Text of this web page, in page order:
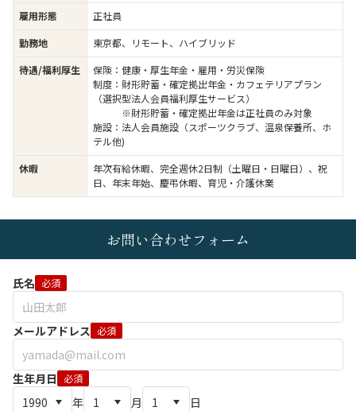
雇用形態
正社員
勤務地
東京都、リモート、ハイブリッド
待遇/福利厚生
保険：健康・厚生年金・雇用・労災保険
制度：財形貯蓄・確定拠出年金・カフェテリアプラン
（選択型法人会員福利厚生サービス）
※財形貯蓄・確定拠出年金は正社員のみ対象
施設：法人会員施設（スポーツクラブ、温泉保養所、ホ
テル他)
休暇
年次有給休暇、完全週休2日制（土曜日・日曜日）、祝
日、年末年始、慶弔休暇、育児・介護休業
お問い合わせフォーム
氏名 必須
メールアドレス 必須
生年月日 必須
年 月
日